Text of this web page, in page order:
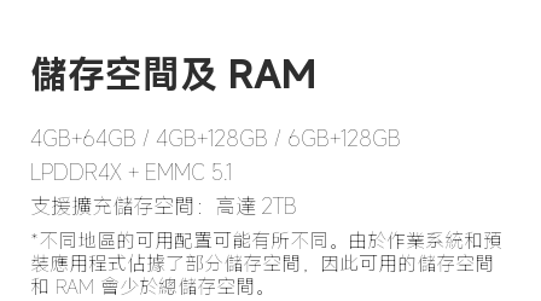
4GB+64GB / 4GB+128GB / 6GB+128GB
LPDDR4X + EMMC 5.1
支援擴充儲存空間：高達 2TB
*不同地區的可用配置可能有所不同。由於作業系統和預
裝應用程式佔據了部分儲存空間，因此可用的儲存空間
和 RAM 會少於總儲存空間。